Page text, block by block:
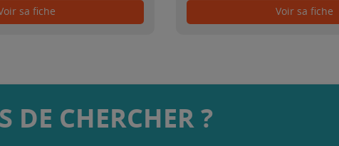
sa fiche Voir sa fiche
DE CHERCHER ?